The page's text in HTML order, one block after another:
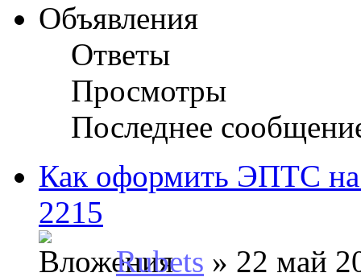
Объявления
Ответы
Просмотры
Последнее
Как оформить ЭПТС
2215
Rubets » 22 май